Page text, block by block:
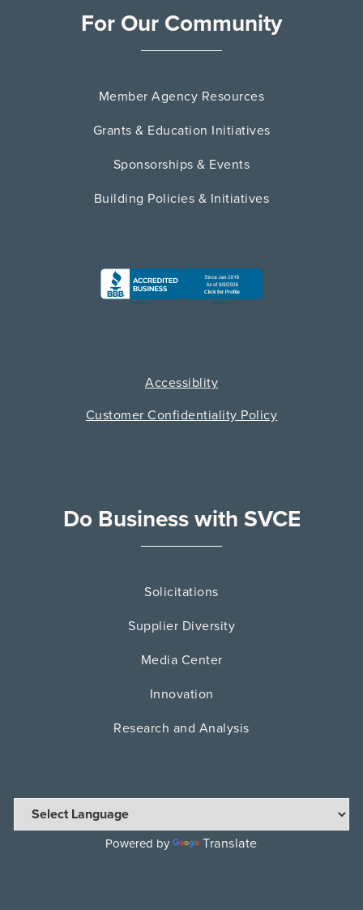
For Our Community
Member Agency Resources
Grants & Education Initiatives
Sponsorships & Events
Building Policies & Initiatives
Accessiblity
Customer Confidentiality Policy
Do Business with SVCE
Solicitations
Supplier Diversity
Media Center
Innovation
Research and Analysis
Powered by Translate